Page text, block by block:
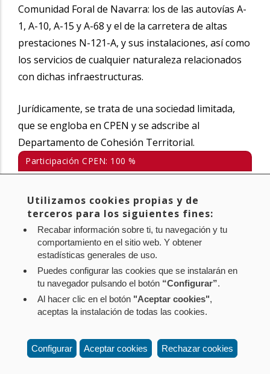
Comunidad Foral de Navarra: los de las autovías A-
1, A-10, A-15 y A-68 y el de la carretera de altas
prestaciones N-121-A, y sus instalaciones, así como
los servicios de cualquier naturaleza relacionados
con dichas infraestructuras.
Jurídicamente, se trata de una sociedad limitada,
que se engloba en CPEN y se adscribe al
Departamento de Cohesión Territorial.
Participación CPEN: 100 %
https://nafarbide.es/
nafarbide@nafarbide.es
Política de privacidad
Política de cookies
Contacto: Paseo de Sarasate nº 38, 2º Dcha - 31001
Pamplona (Navarra) Tel.: 848 42 08 72
Utilizamos cookies propias y de
terceros para los siguientes fines:
Recabar información sobre ti, tu navegación y tu
comportamiento en el sitio web. Y obtener
estadísticas generales de uso.
Puedes configurar las cookies que se instalarán en
tu navegador pulsando el botón “Configurar”.
Al hacer clic en el botón "Aceptar cookies",
aceptas la instalación de todas las cookies.
Configurar Aceptar cookies Rechazar cookies